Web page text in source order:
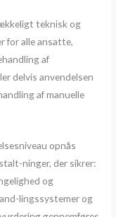
teknisk og
for alle ansatte,
af
delvis anvendelsen
af manuelle
opnås
ninger, der sikrer:
og
lingssystemer og